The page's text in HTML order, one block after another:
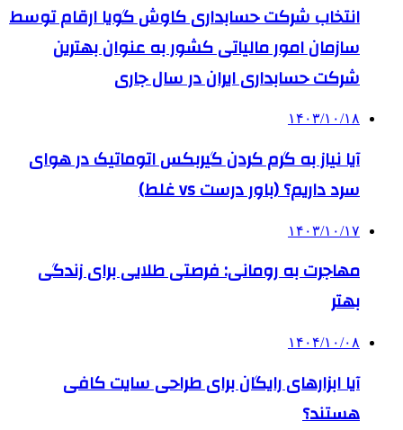
انتخاب شرکت حسابداری کاوش گویا ارقام توسط
سازمان امور مالیاتی کشور به عنوان بهترین
شرکت حسابداری ایران در سال جاری
۱۴۰۳/۱۰/۱۸
آیا نیاز به گرم کردن گیربکس اتوماتیک در هوای
سرد داریم؟ (باور درست vs غلط)
۱۴۰۳/۱۰/۱۷
مهاجرت به رومانی: فرصتی طلایی برای زندگی
بهتر
۱۴۰۴/۱۰/۰۸
آیا ابزارهای رایگان برای طراحی سایت کافی
هستند؟